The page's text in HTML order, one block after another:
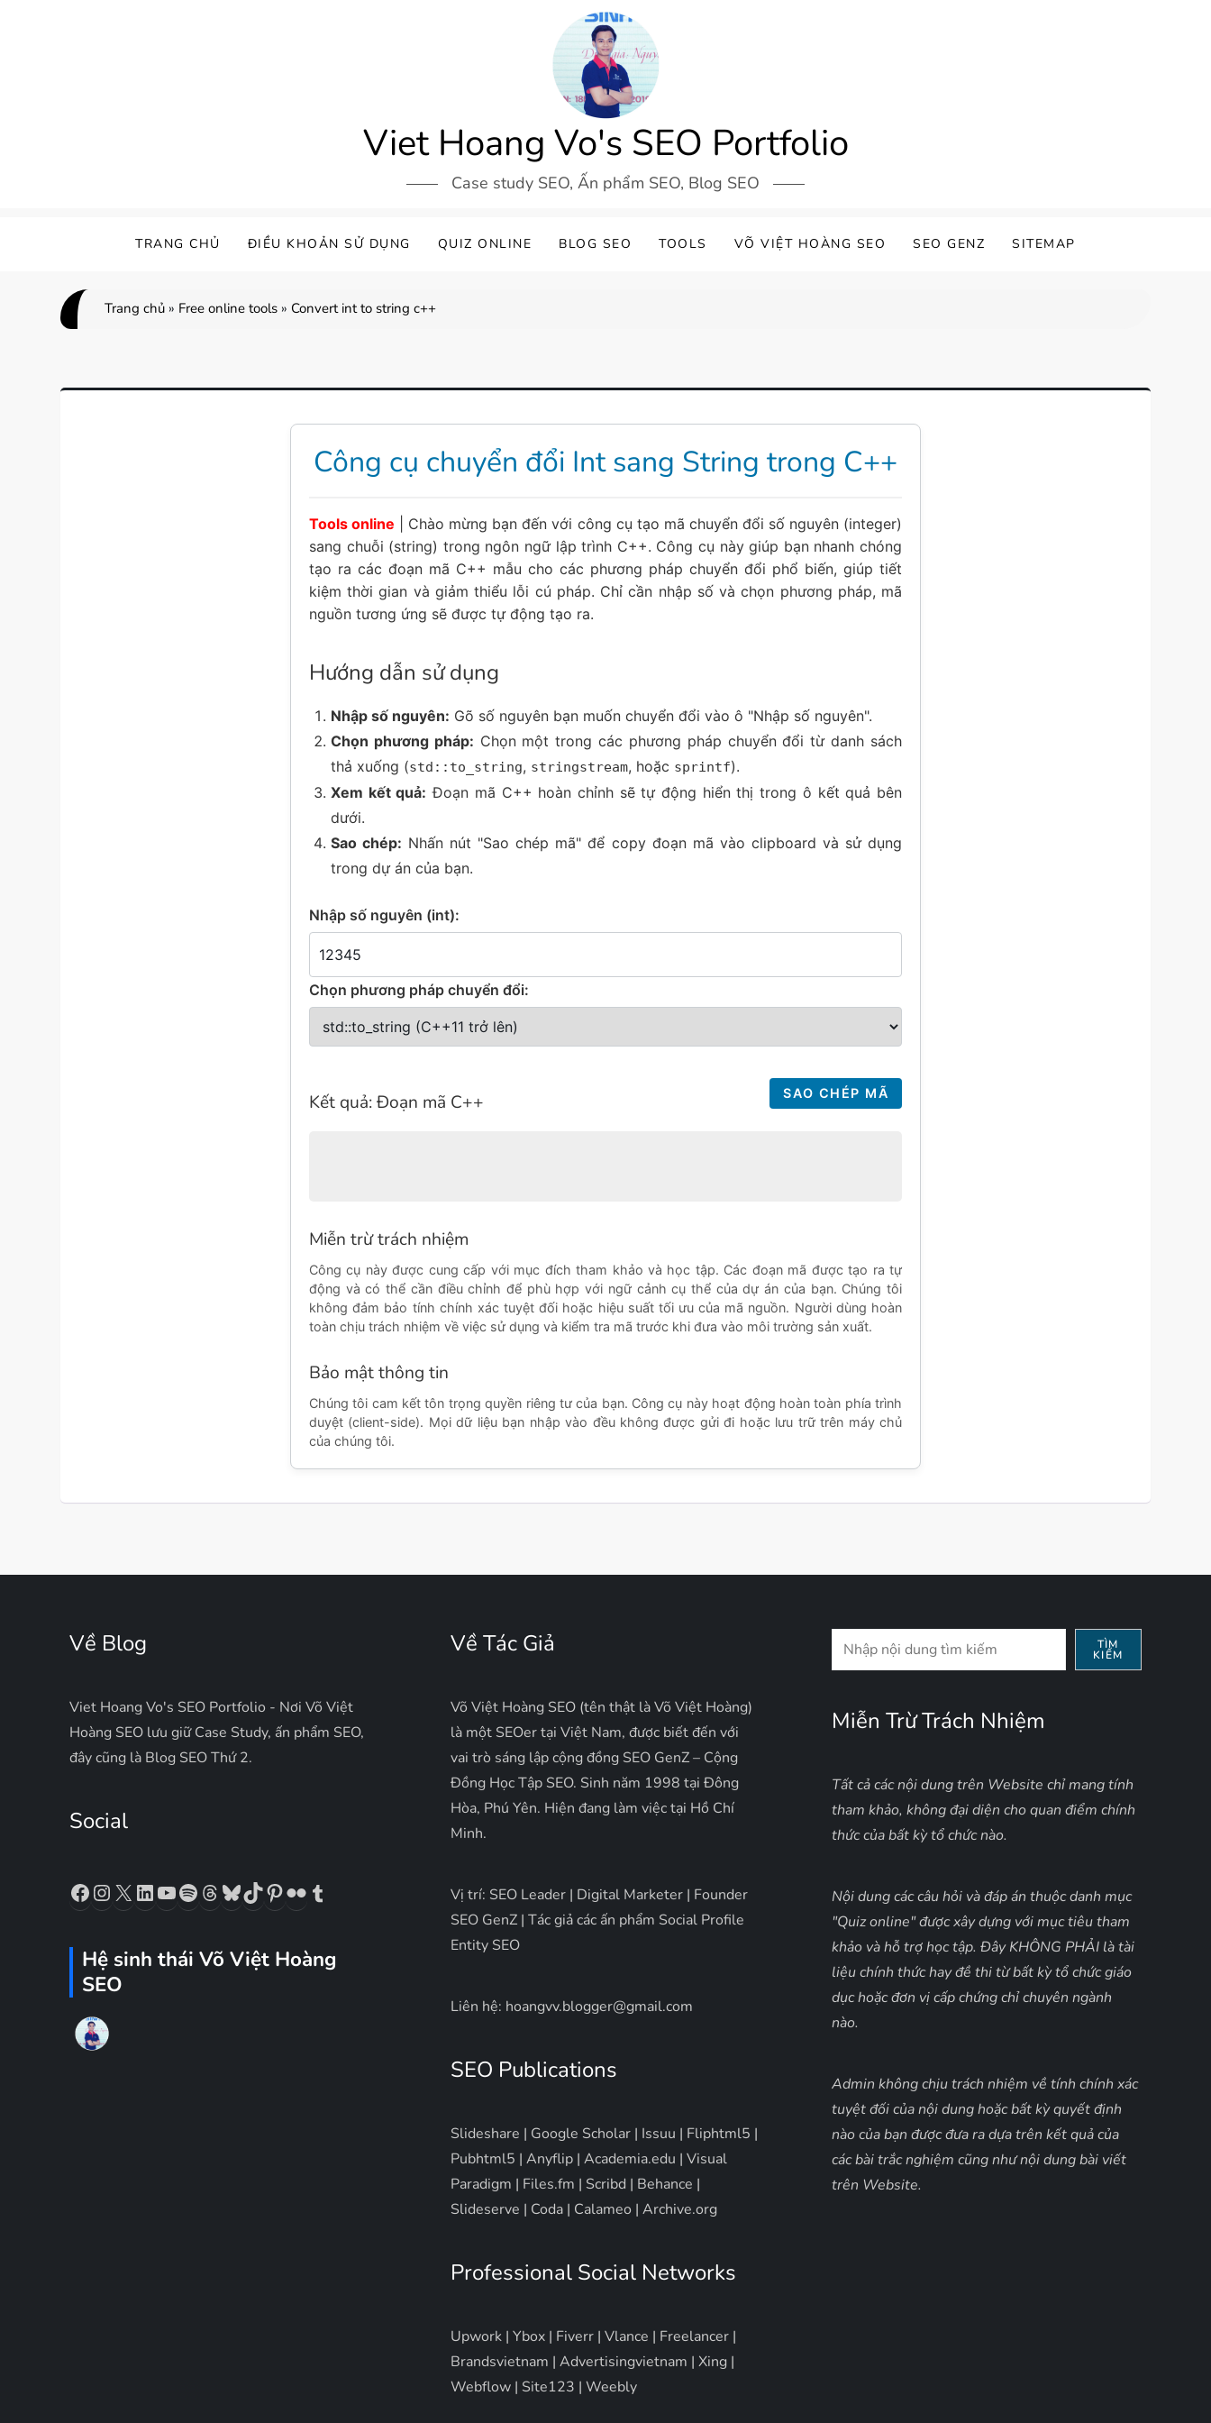
Viet Hoang Vo's SEO Portfolio
Case study SEO, Ấn phẩm SEO, Blog SEO
TRANG CHỦ ĐIỀU KHOẢN SỬ DỤNG QUIZ ONLINE BLOG SEO TOOLS VÕ VIỆT HOÀNG SEO SEO GENZ SITEMAP
Trang chủ » Free online tools » Convert int to string c++
Công cụ chuyển đổi Int sang String trong C++
Tools online | Chào mừng bạn đến với công cụ tạo mã chuyển đổi số nguyên (integer)
sang chuỗi (string) trong ngôn ngữ lập trình C++. Công cụ này giúp bạn nhanh chóng
tạo ra các đoạn mã C++ mẫu cho các phương pháp chuyển đổi phổ biến, giúp tiết
kiệm thời gian và giảm thiểu lỗi cú pháp. Chỉ cần nhập số và chọn phương pháp, mã
nguồn tương ứng sẽ được tự động tạo ra.
Hướng dẫn sử dụng
Nhập số nguyên: Gõ số nguyên bạn muốn chuyển đổi vào ô "Nhập số nguyên".
Chọn phương pháp: Chọn một trong các phương pháp chuyển đổi từ danh sách
thả xuống (std::to_string, stringstream, hoặc sprintf).
Xem kết quả: Đoạn mã C++ hoàn chỉnh sẽ tự động hiển thị trong ô kết quả bên
dưới.
Sao chép: Nhấn nút "Sao chép mã" để copy đoạn mã vào clipboard và sử dụng
trong dự án của bạn.
Nhập số nguyên (int):
Chọn phương pháp chuyển đổi:
Kết quả: Đoạn mã C++ SAO CHÉP MÃ
Miễn trừ trách nhiệm
Công cụ này được cung cấp với mục đích tham khảo và học tập. Các đoạn mã được tạo ra tự
động và có thể cần điều chỉnh để phù hợp với ngữ cảnh cụ thể của dự án của bạn. Chúng tôi
không đảm bảo tính chính xác tuyệt đối hoặc hiệu suất tối ưu của mã nguồn. Người dùng hoàn
toàn chịu trách nhiệm về việc sử dụng và kiểm tra mã trước khi đưa vào môi trường sản xuất.
Bảo mật thông tin
Chúng tôi cam kết tôn trọng quyền riêng tư của bạn. Công cụ này hoạt động hoàn toàn phía trình
duyệt (client-side). Mọi dữ liệu bạn nhập vào đều không được gửi đi hoặc lưu trữ trên máy chủ
của chúng tôi.
Về Blog
Viet Hoang Vo's SEO Portfolio - Nơi Võ Việt
Hoàng SEO lưu giữ Case Study, ấn phẩm SEO,
đây cũng là Blog SEO Thứ 2.
Social
Facebook
Instagram
X LinkedIn
YouTube
Spotify
Threads
Bluesky
TikTok
Pinterest
Flickr
Hệ sinh thái Võ Việt Hoàng
SEO
Về Tác Giả
Võ Việt Hoàng SEO (tên thật là Võ Việt Hoàng)
là một SEOer tại Việt Nam, được biết đến với
vai trò sáng lập cộng đồng SEO GenZ – Cộng
Đồng Học Tập SEO. Sinh năm 1998 tại Đông
Hòa, Phú Yên. Hiện đang làm việc tại Hồ Chí
Minh.
Vị trí: SEO Leader | Digital Marketer | Founder
SEO GenZ | Tác giả các ấn phẩm Social Profile
Entity SEO
Liên hệ: hoangvv.blogger@gmail.com
SEO Publications
Slideshare | Google Scholar | Issuu | Fliphtml5 |
Pubhtml5 |Anyflip |Academia.edu |Visual
Paradigm | Files.fm | Scribd | Behance |
Slideserve | Coda | Calameo |Archive.org
Professional Social Networks
Upwork |Ybox | Fiverr |Vlance | Freelancer |
Brandsvietnam |Advertisingvietnam |Xing |
Webflow | Site123 |Weebly
Tìm
kiếm
TÌM
KIẾM
Miễn Trừ Trách Nhiệm
Tất cả các nội dung trên Website chỉ mang tính
tham khảo, không đại diện cho quan điểm chính
thức của bất kỳ tổ chức nào.
Nội dung các câu hỏi và đáp án thuộc danh mục
"Quiz online" được xây dựng với mục tiêu tham
khảo và hỗ trợ học tập. Đây KHÔNG PHẢI là tài
liệu chính thức hay đề thi từ bất kỳ tổ chức giáo
dục hoặc đơn vị cấp chứng chỉ chuyên ngành
nào.
Admin không chịu trách nhiệm về tính chính xác
tuyệt đối của nội dung hoặc bất kỳ quyết định
nào của bạn được đưa ra dựa trên kết quả của
các bài trắc nghiệm cũng như nội dung bài viết
trên Website.